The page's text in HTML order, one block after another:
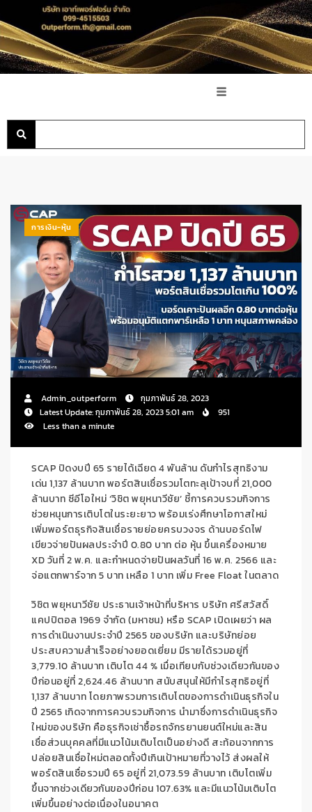
การเงิน-หุ้น
Admin_outperform
กุมภาพันธ์ 28, 2023
Latest Update: กุมภาพันธ์ 28, 2023 5:01 am
951
Less than a minute
SCAP ปิดงบปี 65 รายได้เฉียด 4 พันล้าน ดันกำไรสุทธิงาม
เด่น 1,137 ล้านบาท พอร์ตสินเชื่อรวมโตทะลุเป้าจบที่ 21,000
ล้านบาท ซีอีโอใหม่ ‘วิชิต พยุหนาวีชัย’ ชี้การควบรวมกิจการ
ช่วยหนุนการเติบโตในระยะยาว พร้อมเร่งศึกษาโอกาสใหม่
เพิ่มพอร์ตธุรกิจสินเชื่อรายย่อยครบวงจร ด้านบอร์ดไฟ
เขียวจ่ายปันผลประจำปี 0.80 บาท ต่อ หุ้น ขึ้นเครื่องหมาย
XD วันที่ 2 พ.ค. และกำหนดจ่ายปันผลวันที่ 16 พ.ค. 2566 และ
จ่อแตกพาร์จาก 5 บาท เหลือ 1 บาท เพิ่ม Free Float ในตลาด
วิชิต พยุหนาวีชัย ประธานเจ้าหน้าที่บริหาร บริษัท ศรีสวัสดิ์
แคปปิตอล 1969 จำกัด (มหาชน) หรือ SCAP เปิดเผยว่า ผล
การดำเนินงานประจำปี 2565 ของบริษัท และบริษัทย่อย
ประสบความสำเร็จอย่างยอดเยี่ยม มีรายได้รวมอยู่ที่
3,779.10 ล้านบาท เติบโต 44 % เมื่อเทียบกับช่วงเดียวกันของ
ปีก่อนอยู่ที่ 2,624.46 ล้านบาท สนับสนุนให้มีกำไรสุทธิอยู่ที่
1,137 ล้านบาท โดยภาพรวมการเติบโตของการดำเนินธุรกิจใน
ปี 2565 เกิดจากการควบรวมกิจการ นำมาซึ่งการดำเนินธุรกิจ
ใหม่ของบริษัท คือธุรกิจเช่าซื้อรถจักรยานยนต์ใหม่และสิน
เชื่อส่วนบุคคลที่มีแนวโน้มเติบโตเป็นอย่างดี สะท้อนจากการ
ปล่อยสินเชื่อใหม่ตลอดทั้งปีเกินเป้าหมายที่วางไว้ ส่งผลให้
พอร์ตสินเชื่อรวมปี 65 อยู่ที่ 21,073.59 ล้านบาท เติบโตเพิ่ม
ขึ้นจากช่วงเดียวกันของปีก่อน 107.63% และมีแนวโน้มเติบโต
เพิ่มขึ้นอย่างต่อเนื่องในอนาคต